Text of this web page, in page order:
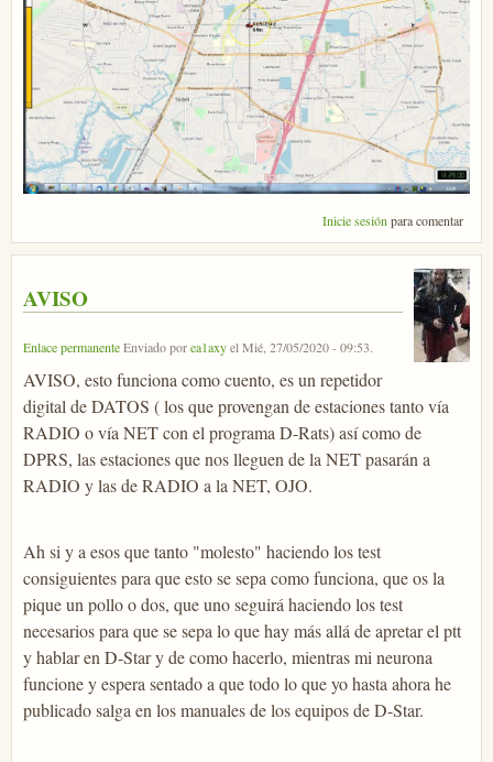
Inicie sesión para comentar
AVISO
Enlace permanenteEnviado porea1axyelMié, 27/05/2020 - 09:53.
AVISO, esto funciona como cuento, es un repetidor
digital de DATOS ( los que provengan de estaciones tanto vía
RADIO o vía NET con el programa D-Rats) así como de
DPRS, las estaciones que nos lleguen de la NET pasarán a
RADIO y las de RADIO a la NET, OJO.
Ah si y a esos que tanto "molesto" haciendo los test
consiguientes para que esto se sepa como funciona, que os la
pique un pollo o dos, que uno seguirá haciendo los test
necesarios para que se sepa lo que hay más allá de apretar el ptt
y hablar en D-Star y de como hacerlo, mientras mi neurona
funcione y espera sentado a que todo lo que yo hasta ahora he
publicado salga en los manuales de los equipos de D-Star.